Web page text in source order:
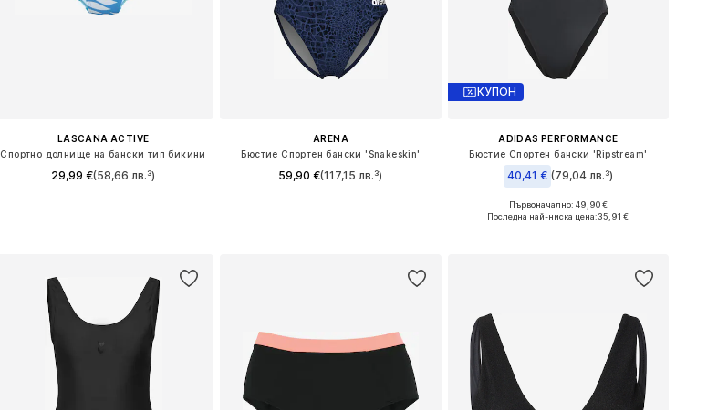
LASCANA ACTIVE
Спортно долнище на бански тип бикини
29,99 €(58,66 лв.³)
ARENA
Бюстие Спортен бански 'Snakeskin'
59,90 €(117,15 лв.³)
КУПОН
ADIDAS PERFORMANCE
Бюстие Спортен бански 'Ripstream'
40,41 € (79,04 лв.³)
Налични размери: S, S, M, M, L
Първоначално: 49,90 €
Последна най-ниска цена:35,91 €